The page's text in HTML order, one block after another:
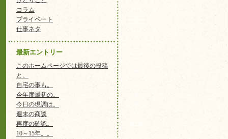
コラム
プライベート
仕事ネタ
最新エントリー
このホームページでは最後の投稿
と。
自宅の事も。
今年度最初の。
今日の現調は。
週末の商談
再度の確認。
10～15年。。